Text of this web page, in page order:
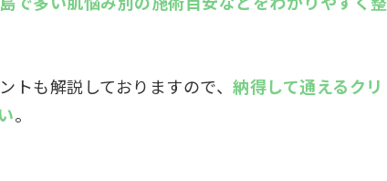
も解説しておりますので、 納得して通えるクリ
。